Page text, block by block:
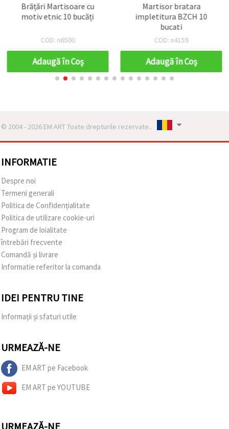
Brățări Martisoare cu
motiv etnic 10 bucăți
COD: n6500
Adaugă în Coş
Martisor bratara
impletitura BZCH 10
bucati
COD: n4159
Adaugă în Coş
© 2004 - 2026 EM ART Toate drepturile rezervate..
INFORMATIE
Despre noi
Termeni generali
Politica de Confidențialitate
Politica de utilizare cookie-uri
Program de loialitate
întrebări frecvente
Comandă și livrare
Informatie referitor la comanda
IDEI PENTRU TINE
Informații și sfaturi utile
URMEAZĂ-NE
EM ART pe Facebook
EM ART pe YOUTUBE
URMEAZĂ-NE